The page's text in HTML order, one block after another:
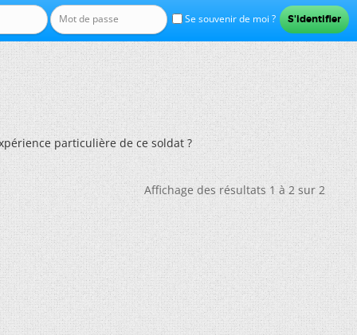
Se souvenir de moi ?
particulière de ce soldat ?
Affichage des résultats 1 à 2 sur 2